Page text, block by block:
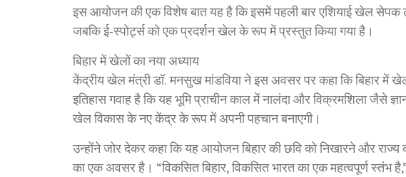
इस आयोजन की एक विशेष बात यह है कि इसमें पहली बार एशियाई खेल सेपक
जबकि ई-स्पोर्ट्स को एक प्रदर्शन खेल के रूप में प्रस्तुत किया गया है।
बिहार में खेलों का नया अध्याय
केंद्रीय खेल मंत्री डॉ. मनसुख मांडविया ने इस अवसर पर कहा कि बिहार में
इतिहास गवाह है कि यह भूमि प्राचीन काल में नालंदा और विक्रमशिला जैसे
खेल विकास के नए केंद्र के रूप में अपनी पहचान बनाएगी।
उन्होंने जोर देकर कहा कि यह आयोजन बिहार की छवि को निखारने और
का एक अवसर है। “विकसित बिहार, विकसित भारत का एक महत्वपूर्ण स्तंभ